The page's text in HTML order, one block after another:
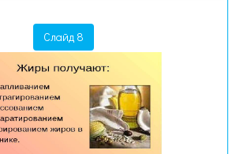
Слайд 8